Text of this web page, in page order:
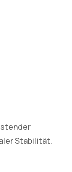
Stabilität.